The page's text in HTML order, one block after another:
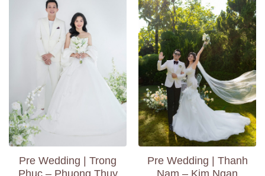
Pre Wedding | Trong
Phuc – Phuong Thuy
Pre Wedding | Thanh
Nam – Kim Ngan